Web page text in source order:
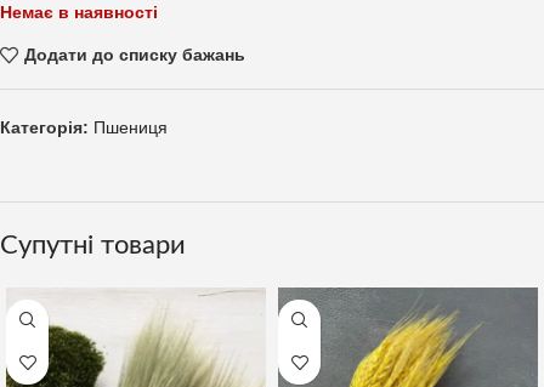
Немає в наявності
Додати до списку бажань
Категорія: Пшениця
Супутні товари